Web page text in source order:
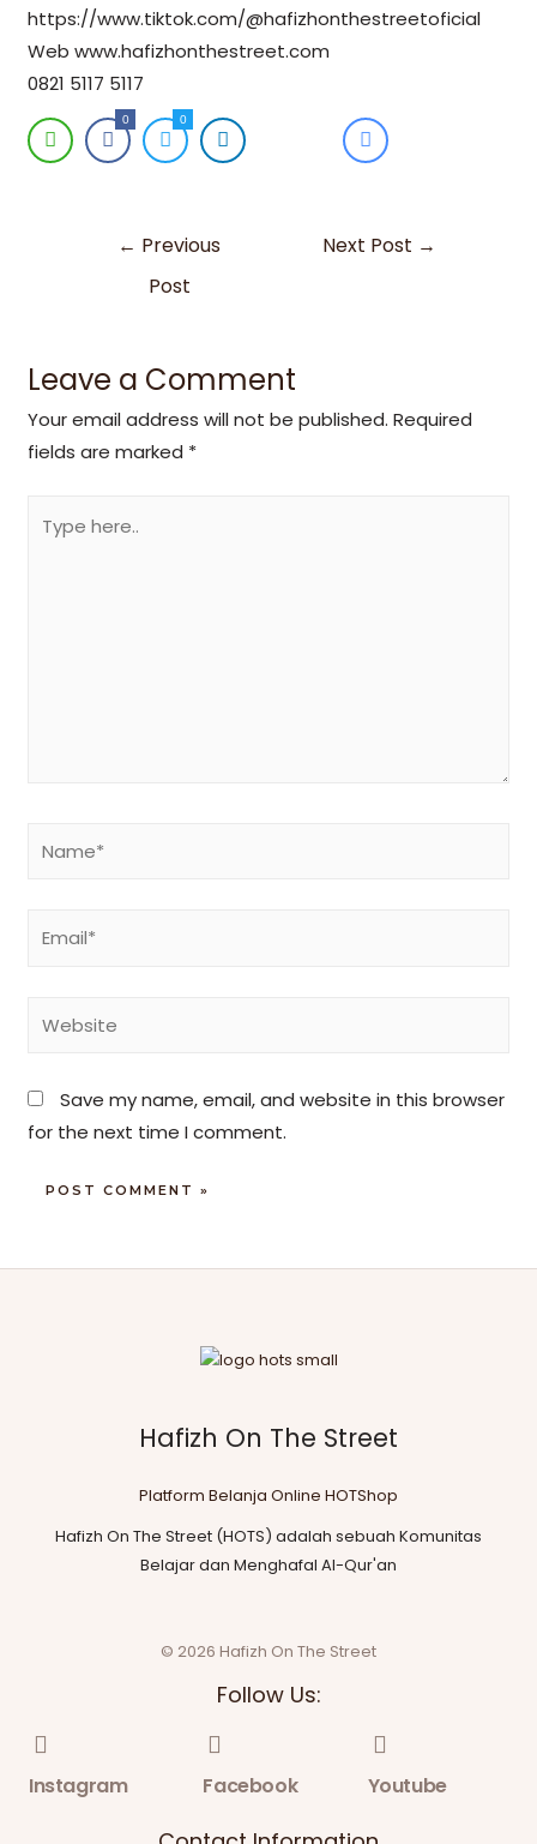
https://www.tiktok.com/@hafizhonthestreetoficial
Web www.hafizhonthestreet.com
0821 5117 5117
0 0
← Previous
Post
Next Post →
Leave a Comment
Your email address will not be published. Required
fields are marked *
Save my name, email, and website in this browser
for the next time I comment.
Hafizh On The Street
Platform Belanja Online HOTShop
Hafizh On The Street (HOTS) adalah sebuah Komunitas
Belajar dan Menghafal Al-Qur'an
© 2026 Hafizh On The Street
Follow Us:
Instagram Facebook Youtube